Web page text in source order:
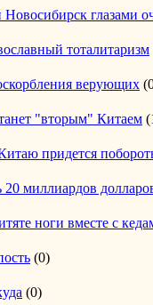
Новосибирск глазами
тоталитаризм
верующих
"вторым" Китаем
придется
20 миллиардов
ноги вместе с
(0)
(0)